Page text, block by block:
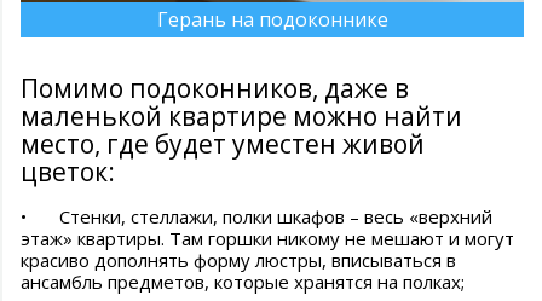
Герань на подоконнике
Помимо подоконников, даже в
маленькой квартире можно найти
место, где будет уместен живой
цветок:
•
Стенки, стеллажи, полки шкафов – весь «верхний
этаж» квартиры. Там горшки никому не мешают и могут
красиво дополнять форму люстры, вписываться в
ансамбль предметов, которые хранятся на полках;